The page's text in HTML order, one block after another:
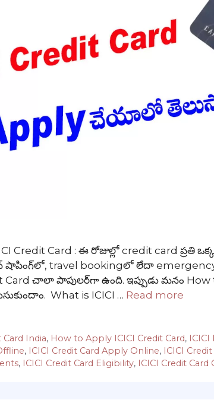
Credit Card : ఈ రోజుల్లో credit card
షాపింగ్‌లో, travel bookingలో లేదా
Card చాలా పాపులర్‌గా ఉంది. ఇప్పుడు మనం
What is ICICI … Read more
Card India, How to Apply ICICI Credit Card, ICICI
, ICICI Credit Card Apply Online, ICICI
, ICICI Credit Card Eligibility, ICICI Credit